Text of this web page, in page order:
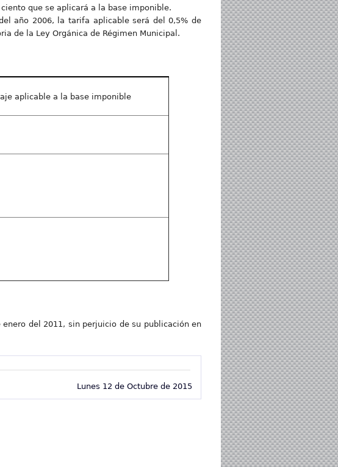
que se aplicará a la base imponible.
año 2006, la tarifa aplicable será del 0,5% de
de la Ley Orgánica de Régimen Municipal.
aplicable a la base imponible
del 2011, sin perjuicio de su publicación en
Lunes 12 de Octubre de 2015